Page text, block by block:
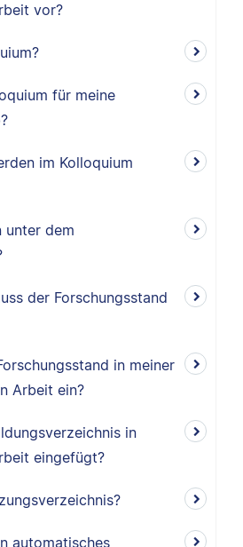
vor?
für meine
im Kolloquium
unter dem
der Forschungsstand
in meiner
Arbeit ein?
in
eingefügt?
automatisches